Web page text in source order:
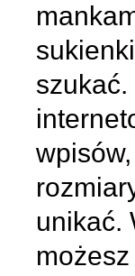
unikać.